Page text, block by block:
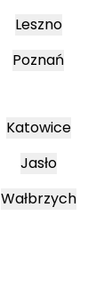
Leszno
Poznań
Katowice
Jasło
Wałbrzych